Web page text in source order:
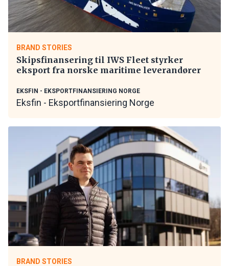
BRAND STORIES
Skipsfinansering til IWS Fleet styrker
eksport fra norske maritime leverandører
EKSFIN - EKSPORTFINANSIERING NORGE
Eksfin - Eksportfinansiering Norge
BRAND STORIES